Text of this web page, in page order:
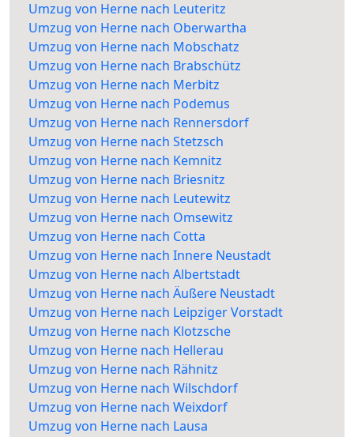
Umzug von Herne nach Leuteritz
Umzug von Herne nach Oberwartha
Umzug von Herne nach Mobschatz
Umzug von Herne nach Brabschütz
Umzug von Herne nach Merbitz
Umzug von Herne nach Podemus
Umzug von Herne nach Rennersdorf
Umzug von Herne nach Stetzsch
Umzug von Herne nach Kemnitz
Umzug von Herne nach Briesnitz
Umzug von Herne nach Leutewitz
Umzug von Herne nach Omsewitz
Umzug von Herne nach Cotta
Umzug von Herne nach Innere Neustadt
Umzug von Herne nach Albertstadt
Umzug von Herne nach Äußere Neustadt
Umzug von Herne nach Leipziger Vorstadt
Umzug von Herne nach Klotzsche
Umzug von Herne nach Hellerau
Umzug von Herne nach Rähnitz
Umzug von Herne nach Wilschdorf
Umzug von Herne nach Weixdorf
Umzug von Herne nach Lausa